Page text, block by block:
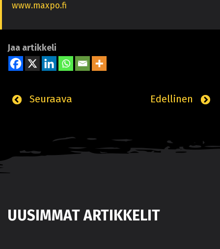
www.maxpo.fi
Jaa artikkeli
Edellinen
Seuraava
UUSIMMAT ARTIKKELIT